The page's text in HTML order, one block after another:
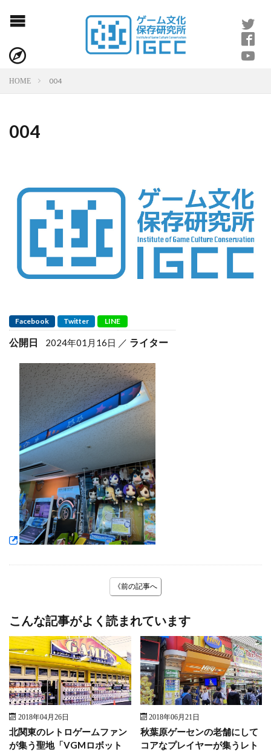
HOME 004
004
Facebook Twitter LINE
公開日 2024年01月16日 ライター
《前の記事へ
こんな記事がよく読まれています
2018年04月26日
北関東のレトロゲームファン
が集う聖地「VGMロボット
2018年06月21日
秋葉原ゲーセンの老舗にして
コアなプレイヤーが集うレト